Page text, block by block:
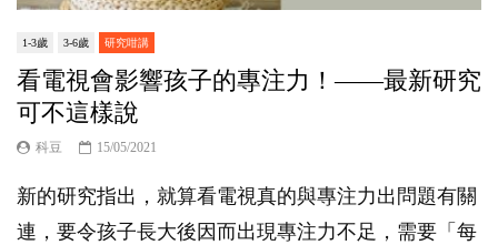
1-3歲 3-6歲 研究咁講
看電視會影響孩子的專注力！——最新研究
可不這樣說
科豆 15/05/2021
新的研究指出，就算看電視真的與專注力出問題有關
連，要令孩子長大後因而出現專注力不足，需要「每